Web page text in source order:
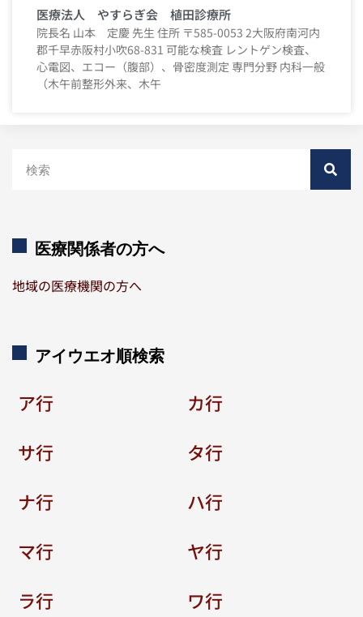
医療法人 やすらぎ会 植田診療所
院長名 山本 定慶 先生 住所 〒585-0053 2大阪府南河内
郡千早赤阪村小吹68-831 可能な検査 レントゲン検査、
心電図、エコー（腹部）、骨密度測定 専門分野 内科一般
（木午前整形外来、木午
医療関係者の方へ
地域の医療機関の方へ
アイウエオ順検索
ア行
カ行
サ行
タ行
ナ行
ハ行
マ行
ヤ行
ラ行
ワ行